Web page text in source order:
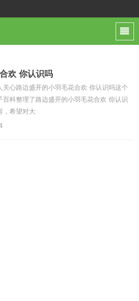
路边盛开的小羽毛花 合欢 你认识吗
关心路边盛开的小羽毛花合欢 你认识吗这个
百科整理了路边盛开的小羽毛花合欢 你认识
，希望对大